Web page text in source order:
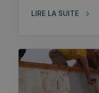
LIRE LA SUITE